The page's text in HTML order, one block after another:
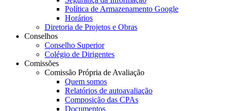
Política de Armazenamento Google
Horários
Diretoria de Projetos e Obras
Conselhos
Conselho Superior
Colégio de Dirigentes
Comissões
Comissão Própria de Avaliação
Quem somos
Relatórios de autoavaliação
Composição das CPAs
Documentos